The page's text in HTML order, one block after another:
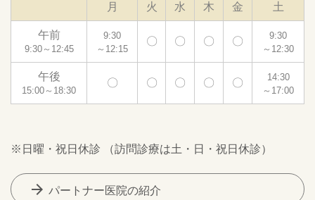
月 火 水 木 金 土
午前
9:30～12:45
9:30
～12:15
〇 〇 〇 〇
9:30
～12:30
午後
15:00～18:30
〇 〇 〇 〇 〇
14:30
～17:00
※日曜・祝日休診 （訪問診療は土・日・祝日休診）
arrow_forward パートナー医院の紹介